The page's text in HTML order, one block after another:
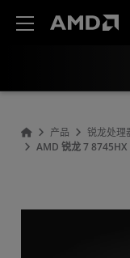
产品
锐龙处理
AMD 锐龙 7 8745HX